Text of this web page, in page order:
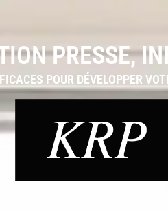
PRESSE,
POUR DÉVELOPPER